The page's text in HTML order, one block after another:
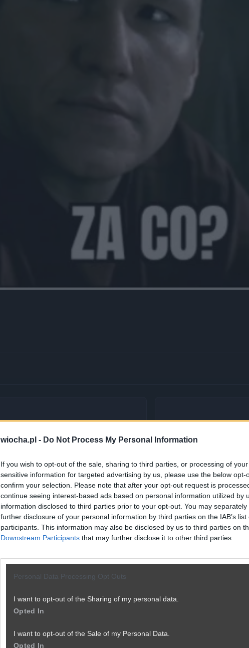
wiocha.pl - Do Not Process My Personal Information
If you wish to opt-out of the sale, sharing to third parties, or processing of
sensitive information for targeted advertising by us, please use the below opt-
confirm your selection. Please note that after your opt-out request is
continue seeing interest-based ads based on personal information utilized by
information disclosed to third parties prior to your opt-out. You may
further disclosure of your personal information by third parties on the IAB’s list
participants. This information may also be disclosed by us to third parties on
Downstream Participants that may further disclose it to other third parties.
Personal Data Processing Opt Outs
I want to opt-out of the Sharing of my personal data.
Opted In
I want to opt-out of the Sale of my Personal Data.
Opted In